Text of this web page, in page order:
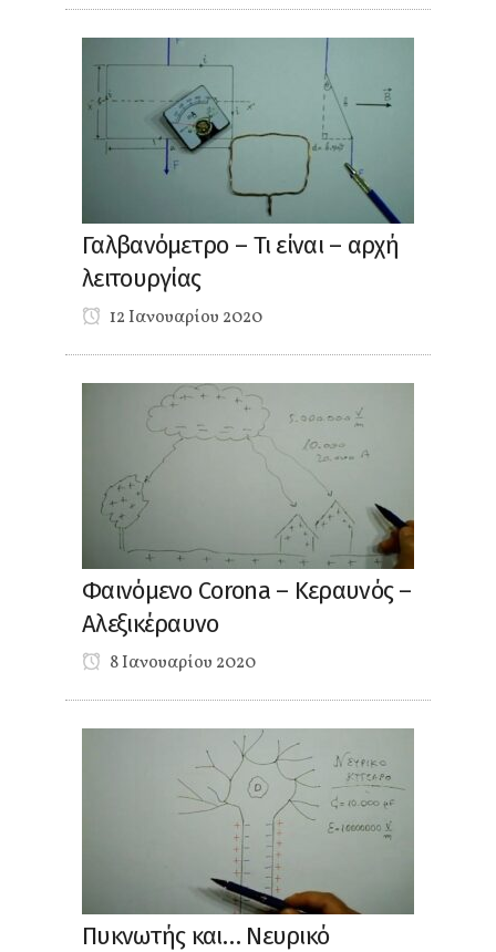
Γαλβανόμετρο – Τι είναι – αρχή
λειτουργίας
12 Ιανουαρίου 2020
Φαινόμενο Corona – Κεραυνός –
Αλεξικέραυνο
8 Ιανουαρίου 2020
Πυκνωτής και… Νευρικό